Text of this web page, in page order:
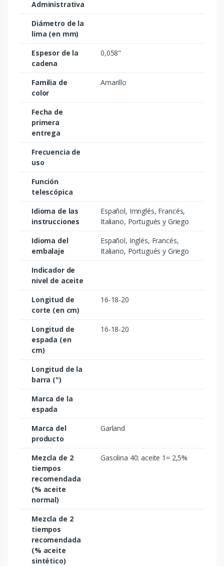
Administrativa
Diámetro de la
lima (en mm)
Espesor de la
cadena
0,058"
Familia de
color
Amarillo
Fecha de
primera
entrega
Frecuencia de
uso
Función
telescópica
Idioma de las
instrucciones
Español, Imnglés, Francés,
Italiano, Portugués y Griego
Idioma del
embalaje
Español, Inglés, Francés,
Italiano, Portugués y Griego
Indicador de
nivel de aceite
Longitud de
corte (en cm)
16-18-20
Longitud de
espada (en
cm)
16-18-20
Longitud de la
barra (")
Marca de la
espada
Marca del
producto
Garland
Mezcla de 2
tiempos
recomendada
(% aceite
normal)
Gasolina 40: aceite 1= 2,5%
Mezcla de 2
tiempos
recomendada
(% aceite
sintético)